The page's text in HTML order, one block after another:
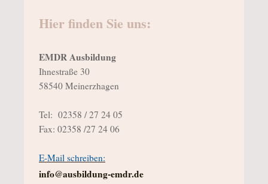
Hier finden Sie uns:
EMDR Ausbildung
Ihnestraße 30
58540 Meinerzhagen
Tel: 02358 / 27 24 05
Fax: 02358 /27 24 06
E-Mail schreiben:
info@ausbildung-emdr.de